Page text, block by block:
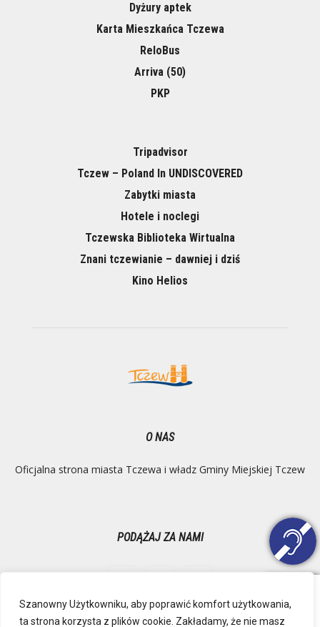
Szanowny Użytkowniku, aby poprawić komfort użytkowania,
ta strona korzysta z plików cookie. Zakładamy, że nie masz
Dyżury aptek
Karta Mieszkańca Tczewa
ReloBus
Arriva (50)
PKP
Tripadvisor
Tczew – Poland In UNDISCOVERED
Zabytki miasta
Hotele i noclegi
Tczewska Biblioteka Wirtualna
Znani tczewianie – dawniej i dziś
Kino Helios
O NAS
Oficjalna strona miasta Tczewa i władz Gminy Miejskiej Tczew
PODĄŻAJ ZA NAMI